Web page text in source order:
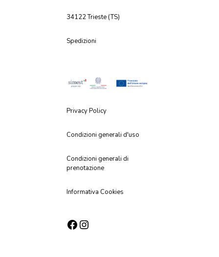
34122 Trieste (TS)
Spedizioni
Privacy Policy
Condizioni generali d'uso
Condizioni generali di
prenotazione
Informativa Cookies
Facebook
Instagram